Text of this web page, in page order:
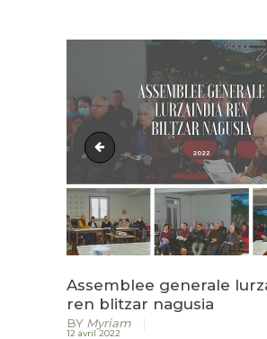
LURZAINDIA
NOUS SOUTENIR!
ACTU / BLOG
CONTACT
Assemblee generale
Assemblee generale
ren blitzar nagusia
BY Myriam
12 avril 2022